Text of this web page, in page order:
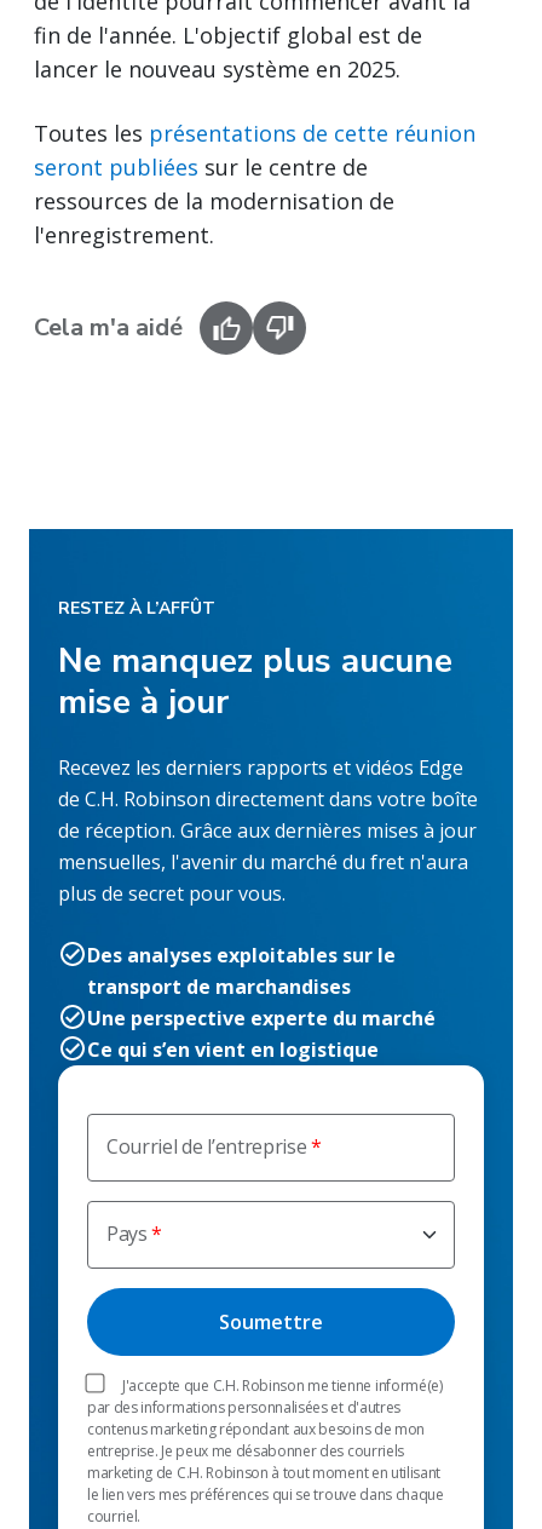
fin de l'année. L'objectif global est de
lancer le nouveau système en 2025.
Toutes les présentations de cette réunion
seront publiées sur le centre de
ressources de la modernisation de
l'enregistrement.
Cela m'a aidé
Courriel de l’entreprise
Pays
J'accepte que C.H. Robinson me tienne informé(e)
par des informations personnalisées et d'autres
contenus marketing répondant aux besoins de mon
entreprise. Je peux me désabonner des courriels
marketing de C.H. Robinson à tout moment en utilisant
le lien vers mes préférences qui se trouve dans chaque
courriel.
RESTEZ À L’AFFÛT
Ne manquez plus aucune
mise à jour
Recevez les derniers rapports et vidéos Edge
de C.H. Robinson directement dans votre boîte
de réception. Grâce aux dernières mises à jour
mensuelles, l'avenir du marché du fret n'aura
plus de secret pour vous.
Des analyses exploitables sur le
transport de marchandises
Une perspective experte du marché
Ce qui s’en vient en logistique